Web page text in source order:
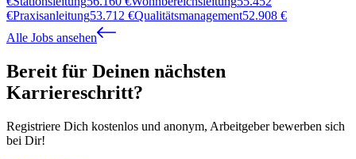
€Praxisanleitung53.712 €Qualitätsmanagement52.908 €
Alle Jobs ansehen
Bereit für Deinen nächsten
Karriereschritt?
Registriere Dich kostenlos und anonym, Arbeitgeber bewerben sich
bei Dir!